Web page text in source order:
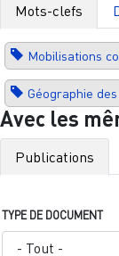
Mots-clefs
Mobilisations
Géographie
Avec les
Publications
TYPE DE DOCUMENT